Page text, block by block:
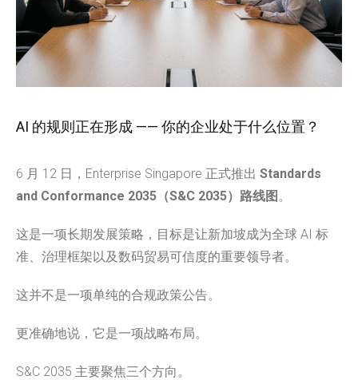
AI 的规则正在形成 —— 你的企业处于什么位置？
6 月 12 日，Enterprise Singapore 正式推出 Standards
and Conformance 2035（S&C 2035）路线图。
这是一项长期发展策略，目标是让新加坡成为全球 AI 标
准、治理框架以及数码贸易可信度的重要领导者。
这并不是一项单纯的合规政策公告。
更准确地说，它是一项战略布局。
S&C 2035 主要聚焦三个方向。